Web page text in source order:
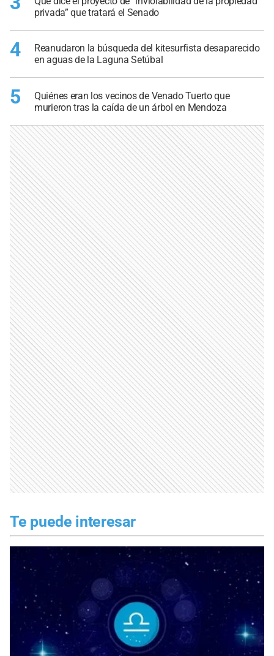
privada” que tratará el Senado
4
Reanudaron la búsqueda del kitesurfista desaparecido
en aguas de la Laguna Setúbal
5
Quiénes eran los vecinos de Venado Tuerto que
murieron tras la caída de un árbol en Mendoza
Te puede interesar